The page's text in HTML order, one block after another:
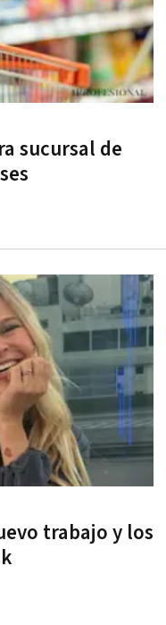
sucursal de
trabajo y los